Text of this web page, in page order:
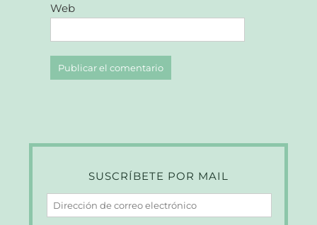
Web
SUSCRÍBETE POR MAIL
Dirección
de